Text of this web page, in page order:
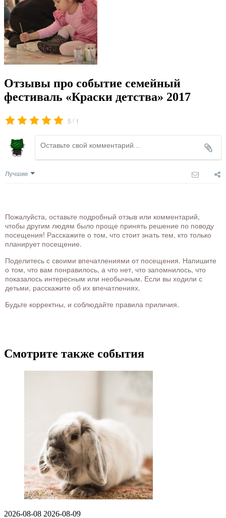
Отзывы про событие семейный
фестиваль «Краски детства» 2017
5 / 1
Лучшие
Пожалуйста, оставьте подробный отзыв или комментарий,
чтобы другим людям было проще принять решение по поводу
посещения! Расскажите о том, что стоит знать тем, кто только
планирует посещение.
Поделитесь с своими впечатлениями от посещения. Напишите
о том, что вам понравилось, а что нет, что запомнилось, что
показалось интересным или необычным. Если вы ходили с
детьми, расскажите об их впечатлениях.
Будьте корректны, и соблюдайте правила приличия.
Смотрите также события
2026-08-08 2026-08-09